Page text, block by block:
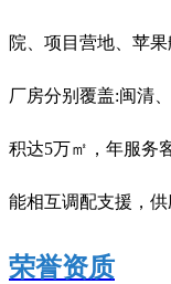
院、项目营地、苹
厂房分别覆盖:闽清
积达5万㎡，年服务
能相互调配支援，供
荣誉资质